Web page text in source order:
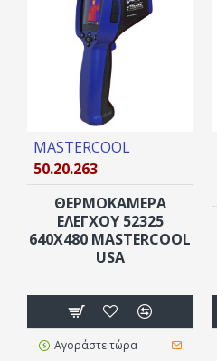
MASTERCOOL
50.20.263
ΘΕΡΜΟΚΑΜΕΡΑ
ΕΛΕΓΧΟΥ 52325
640X480 MASTERCOOL
USA
Αγοράστε τώρα